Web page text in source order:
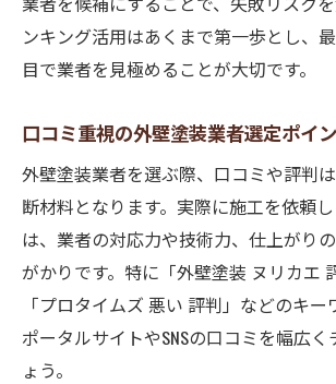
ンキング活用はあくまで第一歩とし、
目で業者を見極めることが大切です。
口コミ重視の外壁塗装業者選定ポイ
外壁塗装業者を選ぶ際、口コミや評判
断材料となります。実際に施工を依頼
は、業者の対応力や技術力、仕上がり
がかりです。特に「外壁塗装 ヌリカエ
「プロタイムズ 悪い 評判」などのキー
ポータルサイトやSNSの口コミを幅広
ょう。